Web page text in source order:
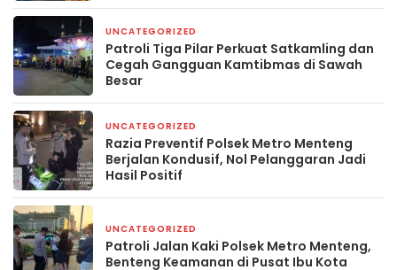
UNCATEGORIZED
Patroli Tiga Pilar Perkuat Satkamling dan
Cegah Gangguan Kamtibmas di Sawah
Besar
UNCATEGORIZED
Razia Preventif Polsek Metro Menteng
Berjalan Kondusif, Nol Pelanggaran Jadi
Hasil Positif
UNCATEGORIZED
Patroli Jalan Kaki Polsek Metro Menteng,
Benteng Keamanan di Pusat Ibu Kota